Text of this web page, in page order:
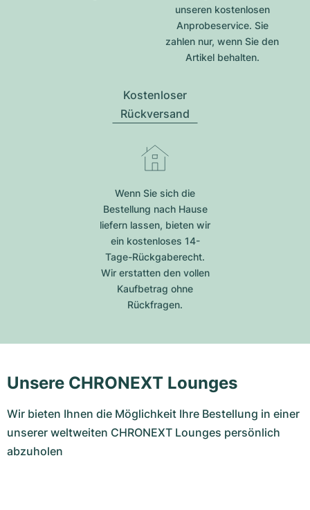
unseren kostenlosen
Anprobeservice. Sie
zahlen nur, wenn Sie den
Artikel behalten.
Kostenloser
Rückversand
Wenn Sie sich die
Bestellung nach Hause
liefern lassen, bieten wir
ein kostenloses 14-
Tage-Rückgaberecht.
Wir erstatten den vollen
Kaufbetrag ohne
Rückfragen.
Unsere CHRONEXT Lounges
Wir bieten Ihnen die Möglichkeit Ihre Bestellung in einer
unserer weltweiten CHRONEXT Lounges persönlich
abzuholen